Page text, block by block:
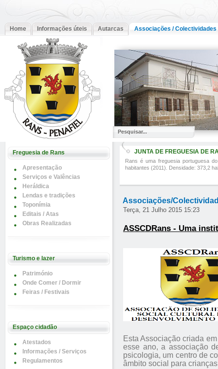
Home Informações úteis Autarcas Associações / Colectividades
Freguesia de Rans
Apresentação
Serviços e Valências
Heráldica
Lendas e tradições
Toponímia
Editais / Atas
Obras Realizadas
Turismo e lazer
Património
Onde Comer / Dormir
Feiras / Festivais
Espaço cidadão
Atestados
Informações / Serviços
Regulamentos
JUNTA DE FREGUESIA DE
Rans é uma freguesia portuguesa
habitantes (2011). Densidade: 373,2
Associações/
Terça, 21 Julho 2015 15:23
ASSCDRans - Uma
Esta Associação criada
esse ano, a associação
psicologia, um centro de
âmbito social para